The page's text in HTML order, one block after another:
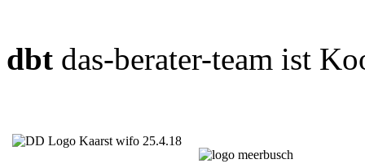
dbt das-berater-team ist